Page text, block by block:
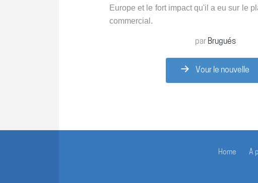
Europe et le fort impact qu'il a eu sur le
commercial.
par Brugués
Vour le nouvelle
Home À